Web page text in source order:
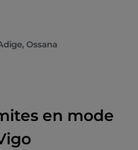
Ossana
en mode